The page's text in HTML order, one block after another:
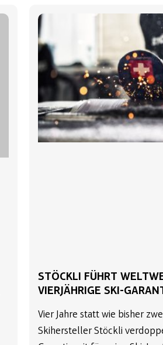
STÖCKLI FÜHRT
VIERJÄHRIGE SKI-
Vier Jahre statt wie bisher
Skihersteller Stöckli